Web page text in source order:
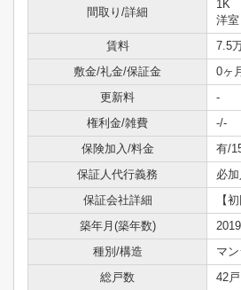
間取り/詳細
1K
洋
賃料
7.5
敷金/礼金/保証金
0ヶ
更新料
-
権利金/雑費
-/-
保険加入/料金
有/
保証人代行義務
必加
保証会社詳細
【
築年月(築年数)
種別/構造
マ
総戸数
42戸